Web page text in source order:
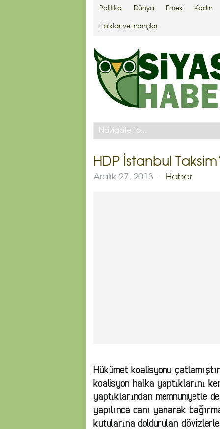
Politika Dünya Emek Kadın
Halklar ve İnançlar
HDP İstanbul
Aralık 27, 2013 - Haber
Hükümet koalisyonu
koalisyon halka yaptıklarını
yaptıklarından memnuniyetle
yapılınca canı yanarak
kutularına doldurulan